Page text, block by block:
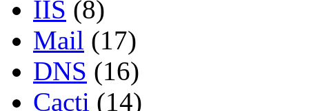
IIS (8)
Mail (17)
DNS (16)
Cacti (14)